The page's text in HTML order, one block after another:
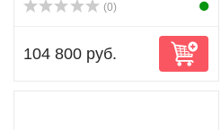
(0)
104 800 руб.